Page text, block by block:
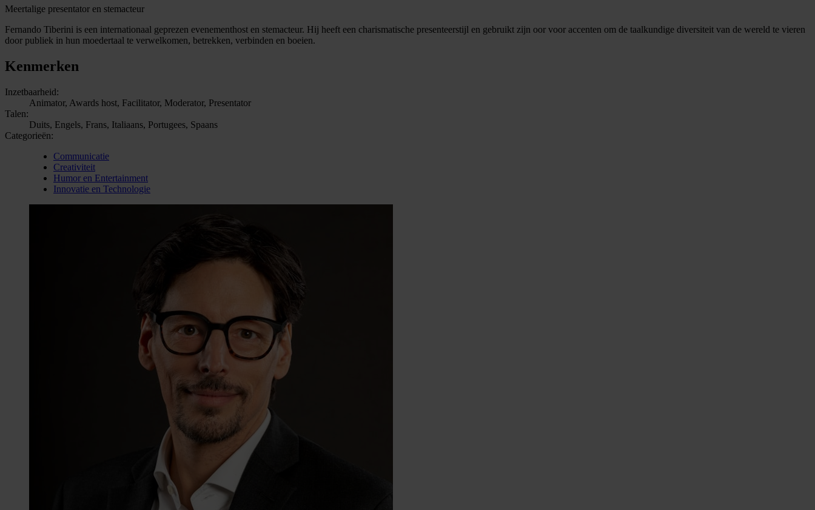
Meertalige presentator en stemacteur
Fernando Tiberini is een internationaal geprezen evenementhost en stemacteur. Hij heeft een charismatische presenteerstijl en gebruikt zijn oor voor accenten om de taalkundige diversiteit van de wereld te vieren
door publiek in hun moedertaal te verwelkomen, betrekken, verbinden en boeien.
Kenmerken
Inzetbaarheid:
Animator, Awards host, Facilitator, Moderator, Presentator
Talen:
Duits, Engels, Frans, Italiaans, Portugees, Spaans
Categorieën:
Communicatie
Creativiteit
Humor en Entertainment
Innovatie en Technologie